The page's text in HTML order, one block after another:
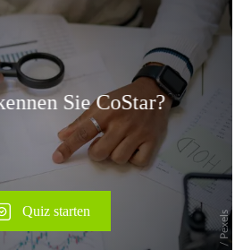
Überspringen